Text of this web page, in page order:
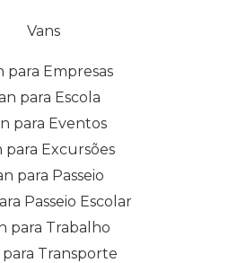
Vans
para Empresas
para Escola
para Eventos
para Excursões
para Passeio
Passeio Escolar
para Trabalho
para Transporte